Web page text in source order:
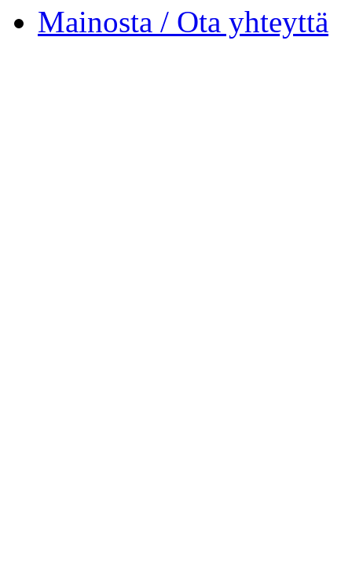
Mainosta / Ota yhteyttä